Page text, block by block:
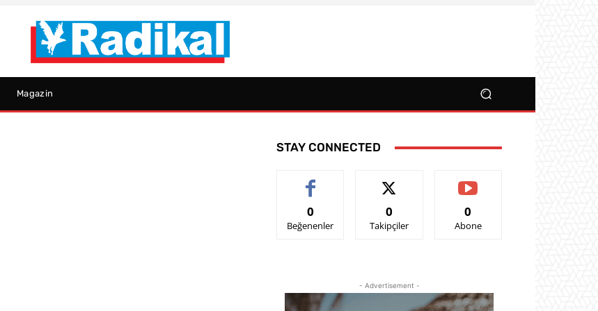
Magazin
STAY CONNECTED
0
Beğenenler
0
Takipçiler
0
Abone
- Advertisement -